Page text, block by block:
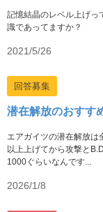
記憶結晶のレベル上げっ
識であってますか？
2021/5/26
回答募集
潜在解放のおすす
エアガイツの潜在解放は
以上上げてから攻撃と
1000ぐらいなんです...
2026/1/8